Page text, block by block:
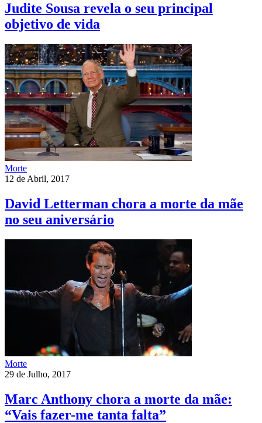
Judite Sousa revela o seu principal
objetivo de vida
Morte
12 de Abril, 2017
David Letterman chora a morte da mãe
no seu aniversário
Morte
29 de Julho, 2017
Marc Anthony chora a morte da mãe:
“Vais fazer-me tanta falta”